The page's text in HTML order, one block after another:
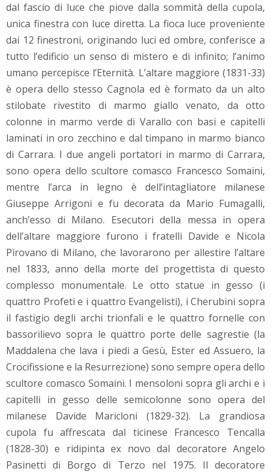
dal fascio di luce che piove dalla sommità della cupola,
unica finestra con luce diretta. La fioca luce proveniente
dai 12 finestroni, originando luci ed ombre, conferisce a
tutto l’edificio un senso di mistero e di infinito; l’animo
umano percepisce l’Eternità. L’altare maggiore (1831-33)
è opera dello stesso Cagnola ed è formato da un alto
stilobate rivestito di marmo giallo venato, da otto
colonne in marmo verde di Varallo con basi e capitelli
laminati in oro zecchino e dal timpano in marmo bianco
di Carrara. I due angeli portatori in marmo di Carrara,
sono opera dello scultore comasco Francesco Somaini,
mentre l’arca in legno è dell’intagliatore milanese
Giuseppe Arrigoni e fu decorata da Mario Fumagalli,
anch’esso di Milano. Esecutori della messa in opera
dell’altare maggiore furono i fratelli Davide e Nicola
Pìrovano di Milano, che lavorarono per allestire l’altare
nel 1833, anno della morte del progettista di questo
complesso monumentale. Le otto statue in gesso (i
quattro Profeti e i quattro Evangelisti), i Cherubini sopra
il fastigio degli archi trionfali e le quattro fornelle con
bassorilievo sopra le quattro porte delle sagrestie (la
Maddalena che lava i piedi a Gesù, Ester ed Assuero, la
Crocifissione e la Resurrezione) sono sempre opera dello
scultore comasco Somaini. I mensoloni sopra gli archi e i
capitelli in gesso delle semicolonne sono opera del
milanese Davide Maricloni (1829-32). La grandiosa
cupola fu affrescata dal ticinese Francesco Tencalla
(1828-30) e ridipinta ex novo dal decoratore Angelo
Pasinetti di Borgo di Terzo nel 1975. Il decoratore